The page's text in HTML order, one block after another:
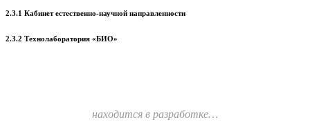
2.3.1 Кабинет естественно-научной направленности
2.3.2 Технолаборатория «БИО»
находится в разработке…